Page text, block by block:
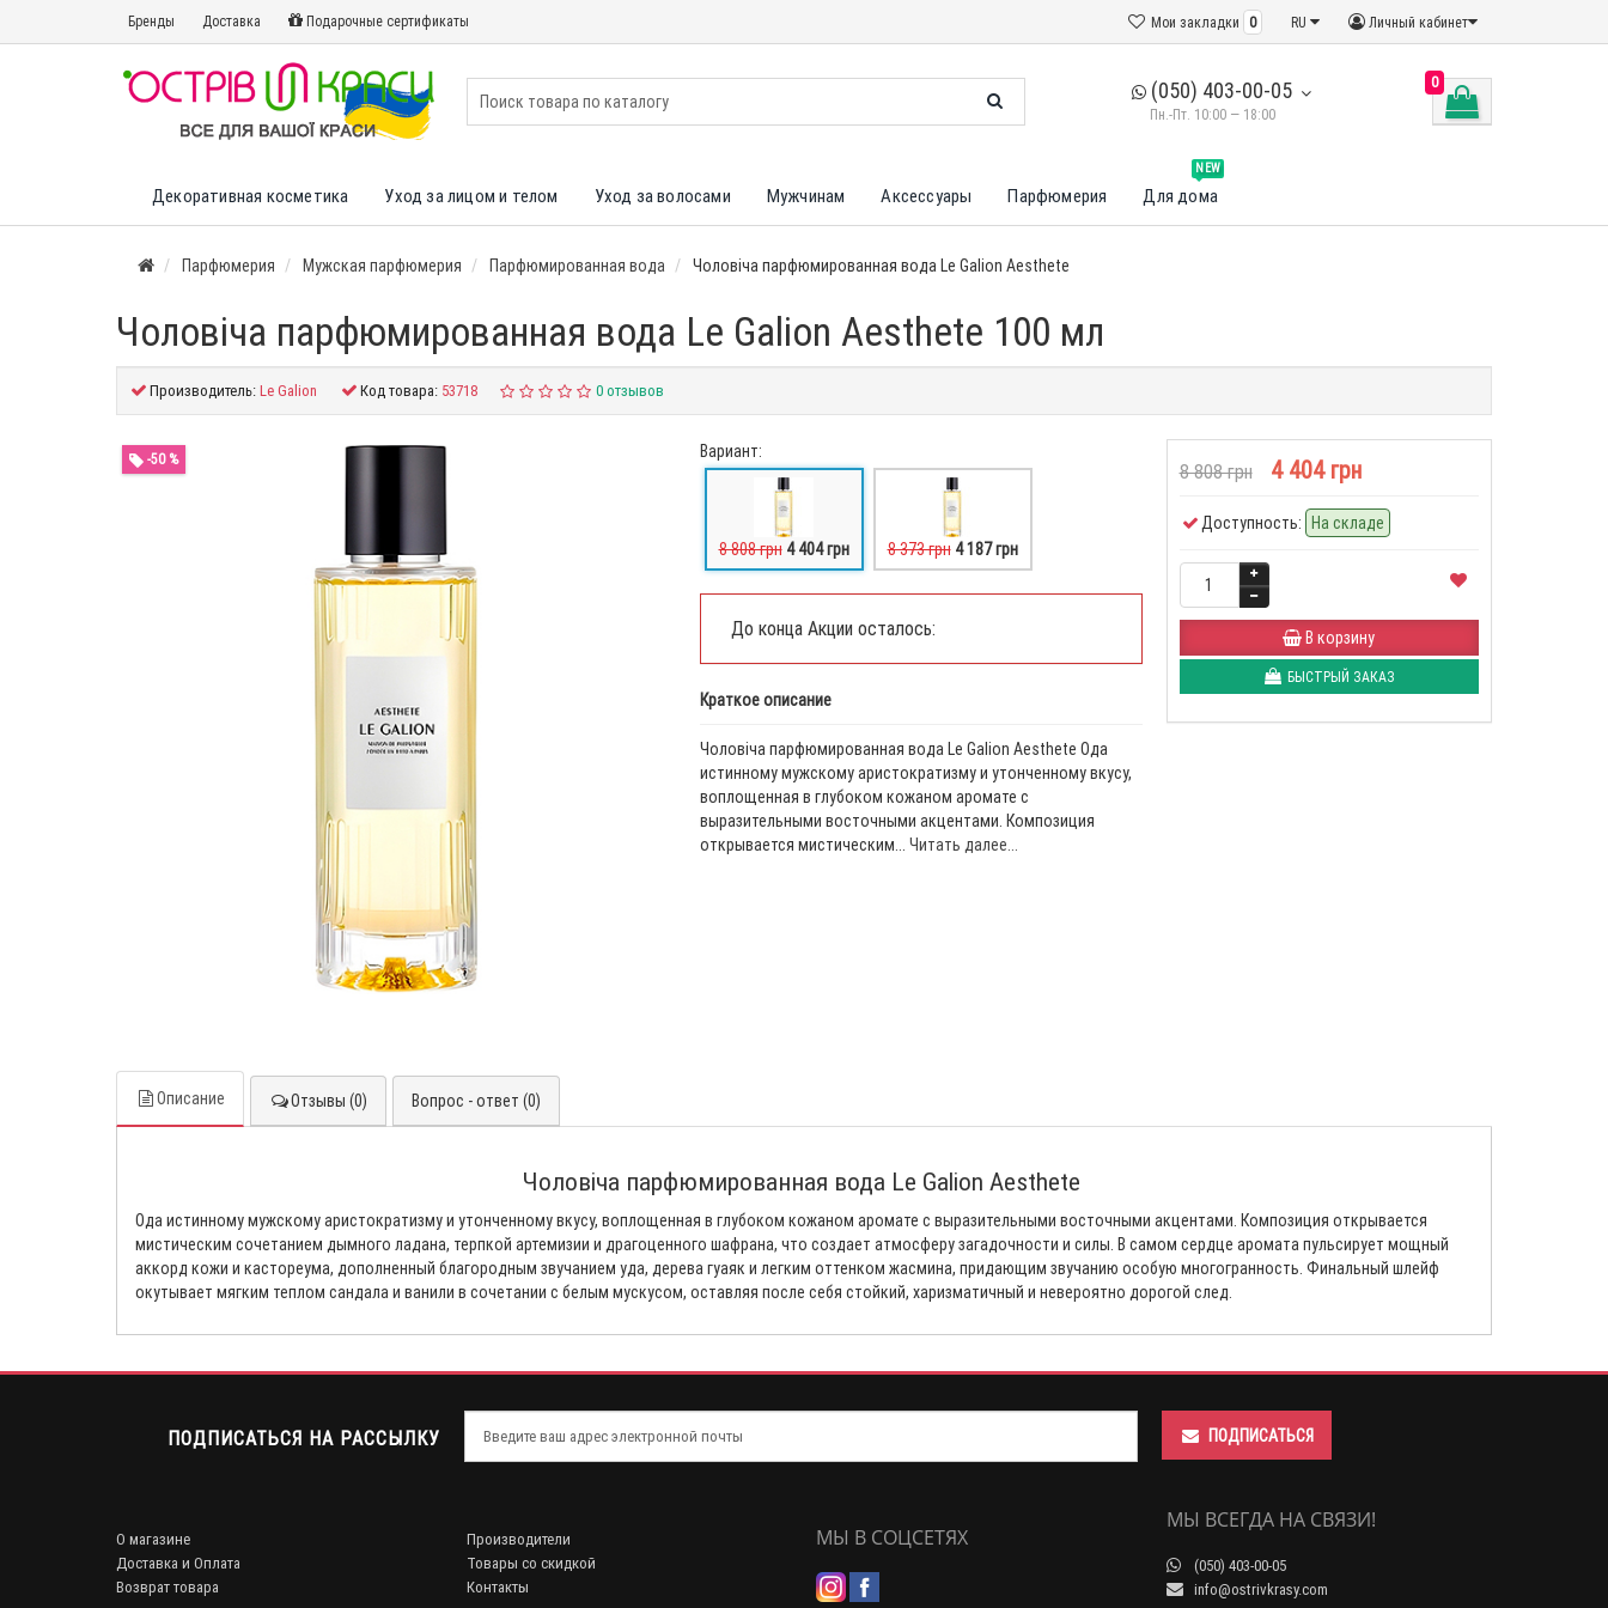
Бренды Доставка Подарочные сертификаты Личный кабинет
RU
Мои закладки 0
(050) 403-00-05
Пн.-Пт. 10:00 — 18:00
0
Декоративная косметика Уход за лицом и телом Уход за волосами Мужчинам Аксессуары Парфюмерия
NEW
Для дома
Парфюмерия Мужская парфюмерия Парфюмированная вода Чоловіча парфюмированная вода Le Galion Aesthete
Чоловіча парфюмированная вода Le Galion Aesthete 100 мл
Производитель:Le Galion Код товара: 53718 0 отзывов
-50 % Вариант:
8 808 грн 4 404 грн 8 373 грн 4 187 грн
До конца Акции осталось:
Краткое описание
Чоловіча парфюмированная вода Le Galion Aesthete Ода
истинному мужскому аристократизму и утонченному вкусу,
воплощенная в глубоком кожаном аромате с
выразительными восточными акцентами. Композиция
открывается мистическим... Читать далее...
8 808 грн 4 404 грн
Доступность: На складе
В корзину
БЫСТРЫЙ ЗАКАЗ
Описание Отзывы (0) Вопрос - ответ (0)
Чоловіча парфюмированная вода Le Galion Aesthete
Ода истинному мужскому аристократизму и утонченному вкусу, воплощенная в глубоком кожаном аромате с выразительными восточными акцентами. Композиция открывается
мистическим сочетанием дымного ладана, терпкой артемизии и драгоценного шафрана, что создает атмосферу загадочности и силы. В самом сердце аромата пульсирует мощный
аккорд кожи и кастореума, дополненный благородным звучанием уда, дерева гуаяк и легким оттенком жасмина, придающим звучанию особую многогранность. Финальный шлейф
окутывает мягким теплом сандала и ванили в сочетании с белым мускусом, оставляя после себя стойкий, харизматичный и невероятно дорогой след.
ПОДПИСАТЬСЯ НА РАССЫЛКУ ПОДПИСАТЬСЯ
О магазине
Доставка и Оплата
Возврат товара
Производители
Товары со скидкой
Контакты
МЫ В СОЦСЕТЯХ
МЫ ВСЕГДА НА СВЯЗИ!
(050) 403-00-05
info@ostrivkrasy.com